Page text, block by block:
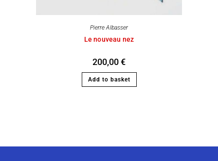
Pierre Albasser
Le nouveau nez
200,00€
Add to basket